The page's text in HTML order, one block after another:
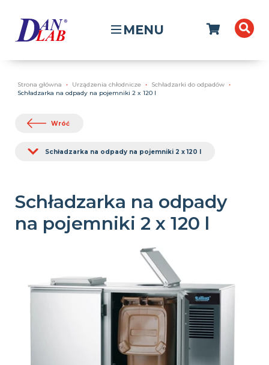
MENU
Strona główna Urządzenia chłodnicze
Schładzarki do odpadów
Schładzarka na odpady na pojemniki 2 x 120 l
Wróć
Schładzarka na odpady na pojemniki 2 x 120 l
Schładzarka na odpady
na pojemniki 2 x 120 l